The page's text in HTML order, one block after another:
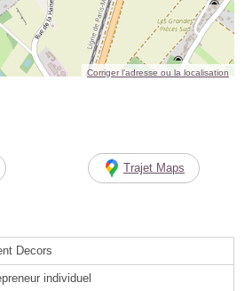
Corriger l’adresse ou la localisation
Trajet Maps
Decors
individuel